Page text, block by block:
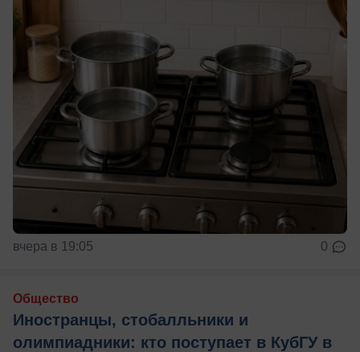
вчера в 19:05 0
Общество
Иностранцы, стобалльники и
олимпиадники: кто поступает в КубГУ в